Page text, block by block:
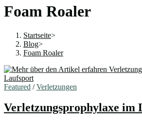
Foam Roaler
Startseite>
Blog>
Foam Roaler
Featured /Verletzungen
Verletzungsprophylaxe im